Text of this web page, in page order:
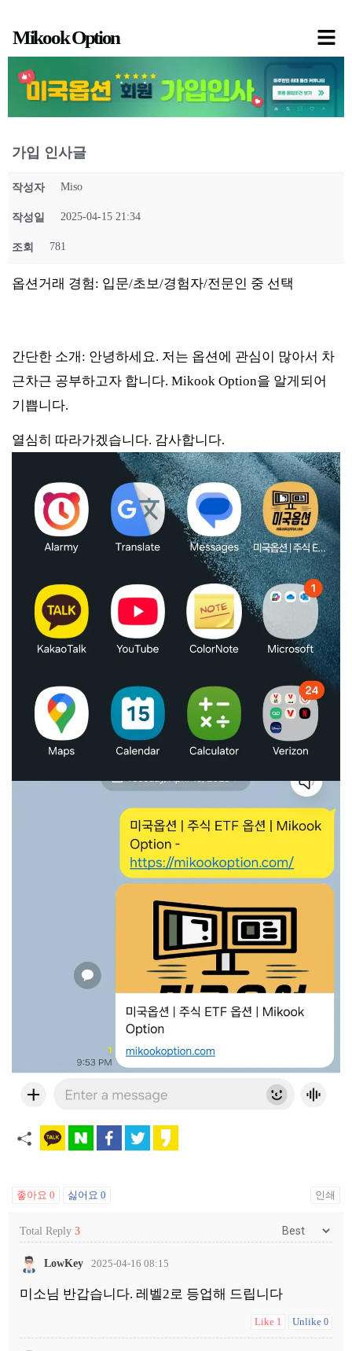
츠
Mikook Option
가입 인사글
작성자 Miso
작성일 2025-04-15 21:34
조회 781
옵션거래 경험: 입문/초보/경험자/전문인 중 선택
간단한 소개: 안녕하세요. 저는 옵션에 관심이 많아서 차
근차근 공부하고자 합니다. Mikook Option을 알게되어
기쁩니다.
열심히 따라가겠습니다. 감사합니다.
좋아요 0 싫어요 0 인쇄
Total Reply 3
LowKey 2025-04-16 08:15
미소님 반갑습니다. 레벨2로 등업해 드립니다
Like 1 Unlike 0